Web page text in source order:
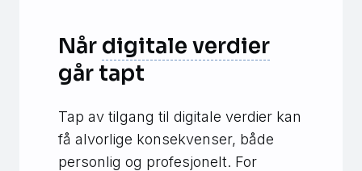
Når digitale verdier
går tapt
Tap av tilgang til digitale verdier kan
få alvorlige konsekvenser, både
personlig og profesjonelt. For